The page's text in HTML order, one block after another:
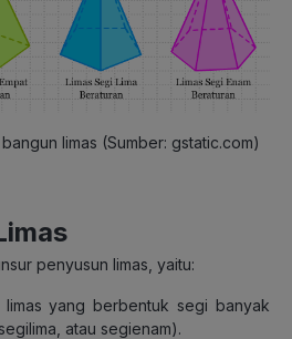
limas (Sumber: gstatic.com)
penyusun limas, yaitu:
limas yang berbentuk segi banyak
atau segienam).